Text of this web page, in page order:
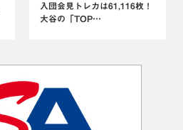
入団会見トレカは61,116枚！
大谷の「TOP…